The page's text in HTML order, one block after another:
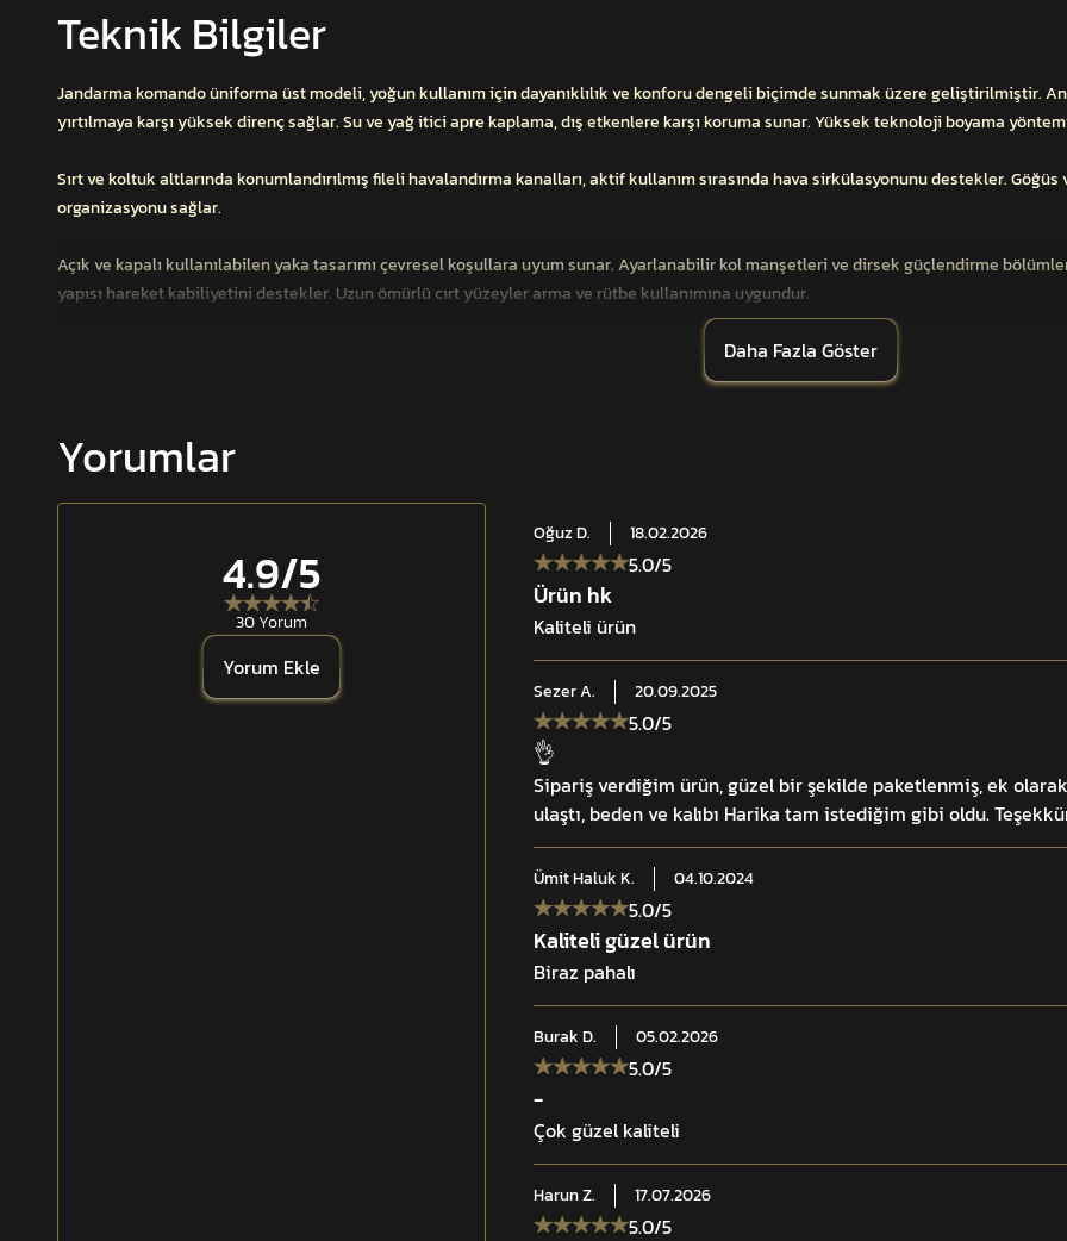
Teknik Bilgiler
Jandarma komando üniforma üst modeli, yoğun kullanım için dayanıklılık ve konforu dengeli biçimde sunmak üzere geliştirilmiştir.
yırtılmaya karşı yüksek direnç sağlar. Su ve yağ itici apre kaplama, dış etkenlere karşı koruma sunar. Yüksek teknoloji boyama
Sırt ve koltuk altlarında konumlandırılmış fileli havalandırma kanalları, aktif kullanım sırasında hava sirkülasyonunu destekler.
organizasyonu sağlar.
Açık ve kapalı kullanılabilen yaka tasarımı çevresel koşullara uyum sunar. Ayarlanabilir kol manşetleri ve dirsek güçlendirme
yapısı hareket kabiliyetini destekler. Uzun ömürlü cırt yüzeyler arma ve rütbe kullanımına uygundur.
Su ve yağ itici apre
Açık/kapalı yaka tasarımı
Ayarlanabilir kol manşetleri
Daha Fazla Göster
Yorumlar
4.9/5
30 Yorum
Yorum Ekle
OğuzD. 18.02.2026
5.0/5
Ürün hk
Kaliteli ürün
SezerA. 20.09.2025
5.0/5
👌
Sipariş verdiğim ürün, güzel bir şekilde paketlenmiş, ek
ulaştı, beden ve kalıbı Harika tam istediğim gibi oldu.
Ümit HalukK. 04.10.2024
5.0/5
Kaliteli güzel ürün
Biraz pahalı
BurakD. 05.02.2026
5.0/5
-
Çok güzel kaliteli
HarunZ. 17.07.2026
5.0/5